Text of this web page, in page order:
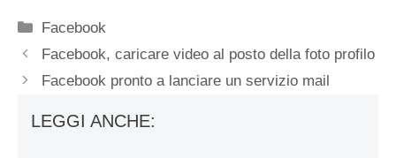
Categorie
Facebook
Facebook, caricare video al posto della foto profilo
Facebook pronto a lanciare un servizio mail
LEGGI ANCHE: